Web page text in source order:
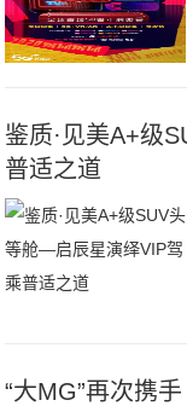
鉴质·见美A+级
普适之道
“大MG”再次携